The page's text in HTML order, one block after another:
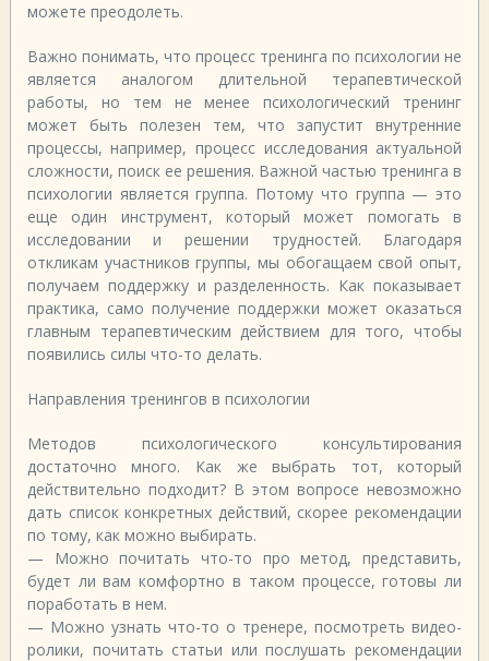
можете преодолеть.
Важно понимать, что процесс тренинга по психологии не
является аналогом длительной терапевтической
работы, но тем не менее психологический тренинг
может быть полезен тем, что запустит внутренние
процессы, например, процесс исследования актуальной
сложности, поиск ее решения. Важной частью тренинга в
психологии является группа. Потому что группа — это
еще один инструмент, который может помогать в
исследовании и решении трудностей. Благодаря
откликам участников группы, мы обогащаем свой опыт,
получаем поддержку и разделенность. Как показывает
практика, само получение поддержки может оказаться
главным терапевтическим действием для того, чтобы
появились силы что-то делать.
Направления тренингов в психологии
Методов психологического консультирования
достаточно много. Как же выбрать тот, который
действительно подходит? В этом вопросе невозможно
дать список конкретных действий, скорее рекомендации
по тому, как можно выбирать.
— Можно почитать что-то про метод, представить,
будет ли вам комфортно в таком процессе, готовы ли
поработать в нем.
— Можно узнать что-то о тренере, посмотреть видео-
ролики, почитать статьи или послушать рекомендации